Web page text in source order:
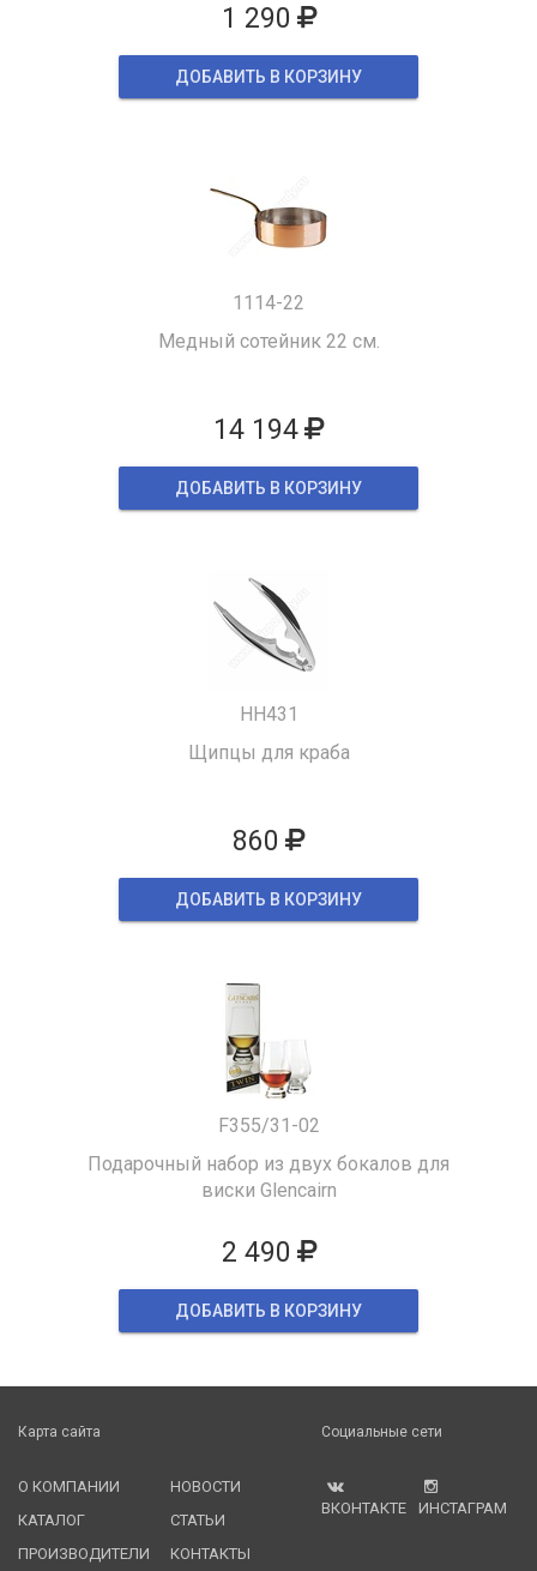
1 290
ДОБАВИТЬ В КОРЗИНУ
1114-22
Медный сотейник 22 см.
14 194
ДОБАВИТЬ В КОРЗИНУ
HH431
Щипцы для краба
860
ДОБАВИТЬ В КОРЗИНУ
F355/31-02
Подарочный набор из двух бокалов для
виски Glencairn
2 490
ДОБАВИТЬ В КОРЗИНУ
Карта сайта
О КОМПАНИИ
КАТАЛОГ
ПРОИЗВОДИТЕЛИ
НОВОСТИ
СТАТЬИ
КОНТАКТЫ
Социальные сети
ВКОНТАКТЕ ИНСТАГРАМ